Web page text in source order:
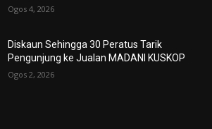
Ogos 4, 2026
Diskaun Sehingga 30 Peratus Tarik
Pengunjung ke Jualan MADANI KUSKOP
Ogos 2, 2026